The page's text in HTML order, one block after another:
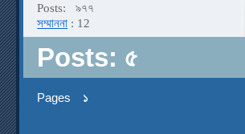
Posts:
৯৭৭
সম্মাননা : 12
Posts: ৫
Pages ১